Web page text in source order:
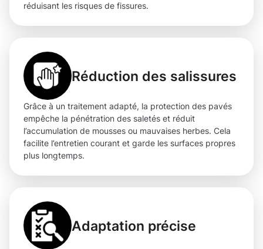
réduisant les risques de fissures.
Réduction des salissures
Grâce à un traitement adapté, la protection des pavés
empêche la pénétration des saletés et réduit
l’accumulation de mousses ou mauvaises herbes. Cela
facilite l’entretien courant et garde les surfaces propres
plus longtemps.
Adaptation précise